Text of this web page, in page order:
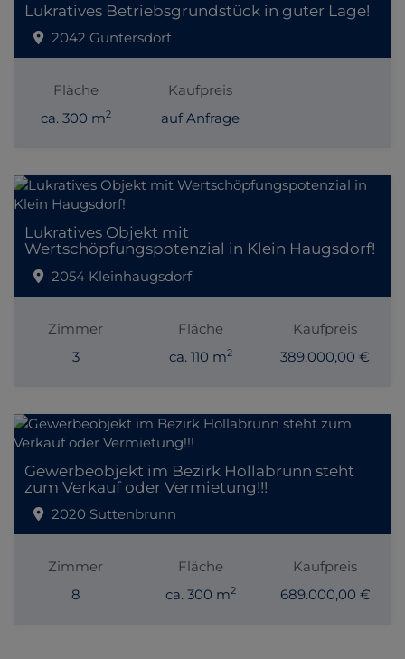
Lukratives Betriebsgrundstück in guter Lage!
2042 Guntersdorf
Fläche
ca. 300 m2
Kaufpreis
auf Anfrage
Lukratives Objekt mit
Wertschöpfungspotenzial in Klein Haugsdorf!
2054 Kleinhaugsdorf
Zimmer
3
Fläche
ca. 110 m2
Kaufpreis
389.000,00 €
Gewerbeobjekt im Bezirk Hollabrunn steht
zum Verkauf oder Vermietung!!!
2020 Suttenbrunn
Zimmer
8
Fläche
ca. 300 m2
Kaufpreis
689.000,00 €